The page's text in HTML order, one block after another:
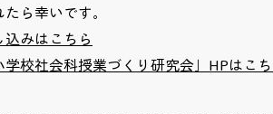
たら幸いです。
みはこちら
校社会科授業づくり研究会」HPはこち